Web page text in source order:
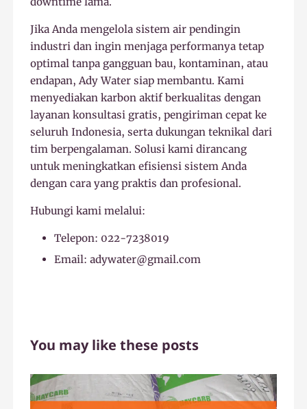
Jika Anda mengelola sistem air pendingin
industri dan ingin menjaga performanya tetap
optimal tanpa gangguan bau, kontaminan, atau
endapan, Ady Water siap membantu. Kami
menyediakan karbon aktif berkualitas dengan
layanan konsultasi gratis, pengiriman cepat ke
seluruh Indonesia, serta dukungan teknikal dari
tim berpengalaman. Solusi kami dirancang
untuk meningkatkan efisiensi sistem Anda
dengan cara yang praktis dan profesional.
Hubungi kami melalui:
Telepon: 022-7238019
Email: adywater@gmail.com
You may like these posts